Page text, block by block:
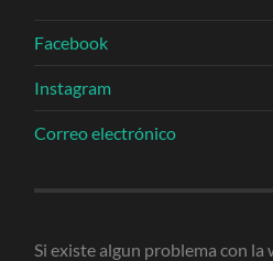
Facebook
Instagram
Correo electrónico
Si existe algun problema con la